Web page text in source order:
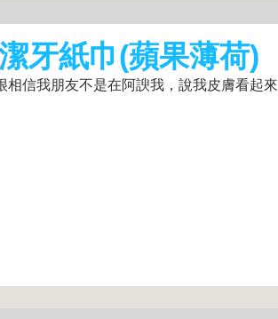
牙紙巾(蘋果薄荷)
信我朋友不是在阿諛我，說我皮膚看起來